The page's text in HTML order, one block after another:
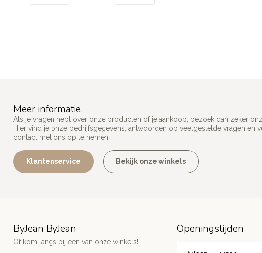
Meer informatie
Als je vragen hebt over onze producten of je aankoop, bezoek dan zeker
Hier vind je onze bedrijfsgegevens, antwoorden op veelgestelde vragen en
contact met ons op te nemen.
Klantenservice Bekijk onze winkels
ByJean ByJean
Of kom langs bij één van onze winkels!
Openingstijden